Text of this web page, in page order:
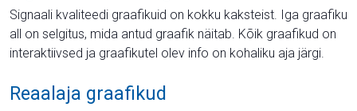
Signaali kvaliteedi graafikuid on kokku kaksteist. Iga graafiku
all on selgitus, mida antud graafik näitab. Kõik graafikud on
interaktiivsed ja graafikutel olev info on kohaliku aja järgi.
Reaalaja graafikud